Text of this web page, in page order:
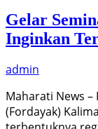
Gelar
Inginkan
admin
Maharati News –
(Fordayak)